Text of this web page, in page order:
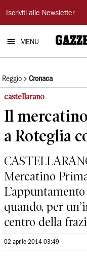
Gazzetta
di
Reggio
Iscriviti alle Newsletter
MENU
Reggio Cronaca
castellarano
Il
a Roteglia
Mercatino
quando, per
centro della
02 aprile 2014 03:49